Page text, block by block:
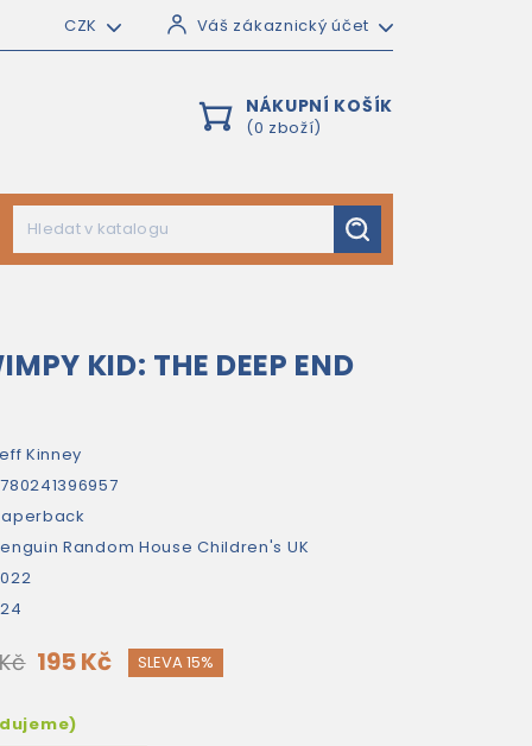
CZK Váš zákaznický účet
NÁKUPNÍ KOŠÍK
(0 zboží)
KID: THE DEEP END
Kinney
Random House Children's UK
195 Kč SLEVA 15%